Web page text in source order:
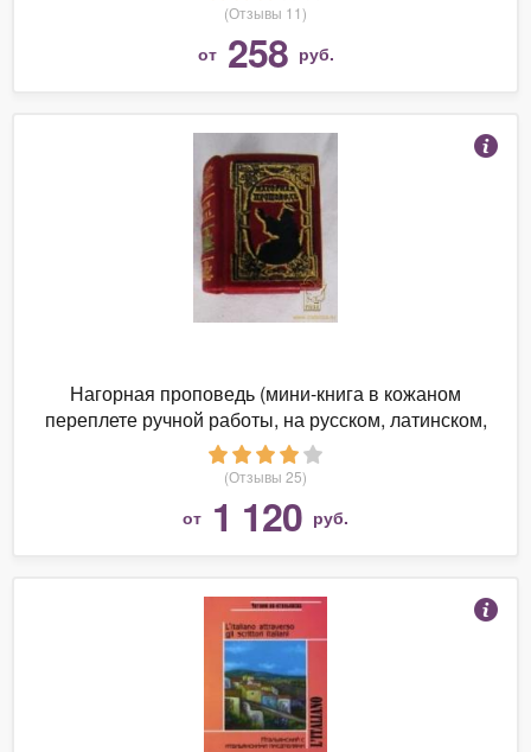
(Отзывы 11)
от 258 руб.
Нагорная проповедь (мини-книга в кожаном
переплете ручной работы, на русском, латинском,
немецком, английском, итальянском, французском,
греческом языках)
(Отзывы 25)
от 1 120 руб.